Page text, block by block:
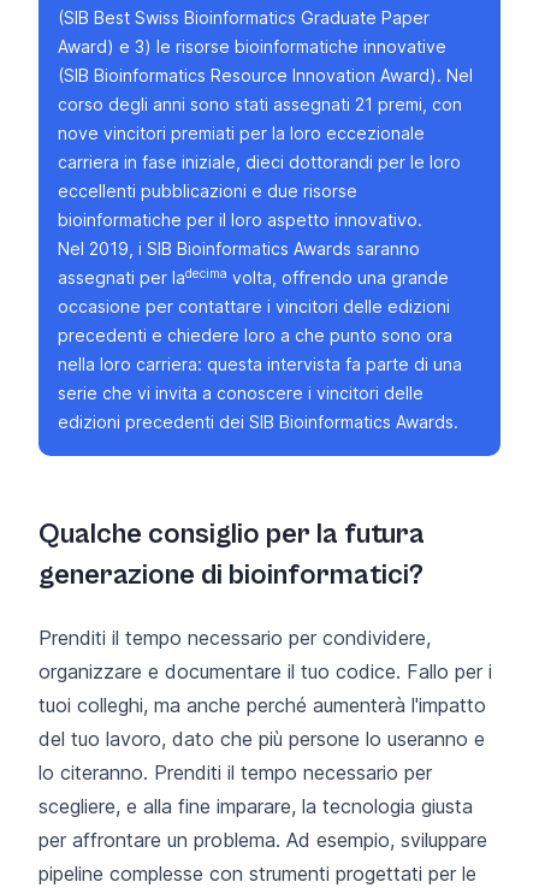
(SIB Best Swiss Bioinformatics Graduate Paper
Award) e 3) le risorse bioinformatiche innovative
(SIB Bioinformatics Resource Innovation Award). Nel
corso degli anni sono stati assegnati 21 premi, con
nove vincitori premiati per la loro eccezionale
carriera in fase iniziale, dieci dottorandi per le loro
eccellenti pubblicazioni e due risorse
bioinformatiche per il loro aspetto innovativo.
Nel 2019, i SIB Bioinformatics Awards saranno
assegnati per ladecima volta, offrendo una grande
occasione per contattare i vincitori delle edizioni
precedenti e chiedere loro a che punto sono ora
nella loro carriera: questa intervista fa parte di una
serie che vi invita a conoscere i vincitori delle
edizioni precedenti dei SIB Bioinformatics Awards.
Qualche consiglio per la futura
generazione di bioinformatici?
Prenditi il tempo necessario per condividere,
organizzare e documentare il tuo codice. Fallo per i
tuoi colleghi, ma anche perché aumenterà l'impatto
del tuo lavoro, dato che più persone lo useranno e
lo citeranno. Prenditi il tempo necessario per
scegliere, e alla fine imparare, la tecnologia giusta
per affrontare un problema. Ad esempio, sviluppare
pipeline complesse con strumenti progettati per le